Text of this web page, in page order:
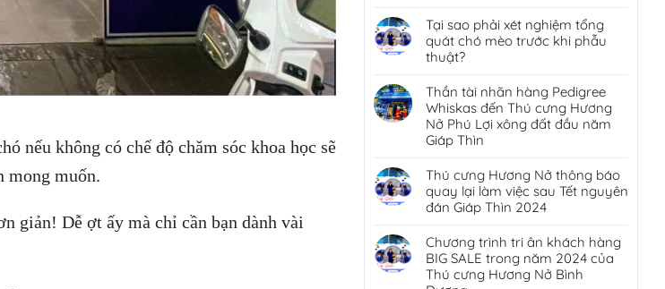
nếu không có chế độ chăm sóc khoa học sẽ
mong muốn.
giản! Dễ ợt ấy mà chỉ cần bạn dành vài
Tại sao phải xét nghiệm tổng
quát chó mèo trước khi phẫu
thuật?
Thần tài nhãn hàng Pedigree
Whiskas đến Thú cưng Hương
Nở Phú Lợi xông đất đầu năm
Giáp Thìn
Thú cưng Hương Nở thông báo
quay lại làm việc sau Tết nguyên
đán Giáp Thìn 2024
Chương trình tri ân khách hàng
BIG SALE trong năm 2024 của
Thú cưng Hương Nở Bình